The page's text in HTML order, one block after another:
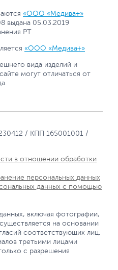
«ООО «Медива+»
выдана 05.03.2019
РТ
«ООО «Медива+»
вида изделий и
могут отличаться от
/ КПП 165001001 /
в отношении обработки
персональных данных
данных с помощью
включая фотографии,
на основании
соответствующих лиц.
третьими лицами
с разрешения